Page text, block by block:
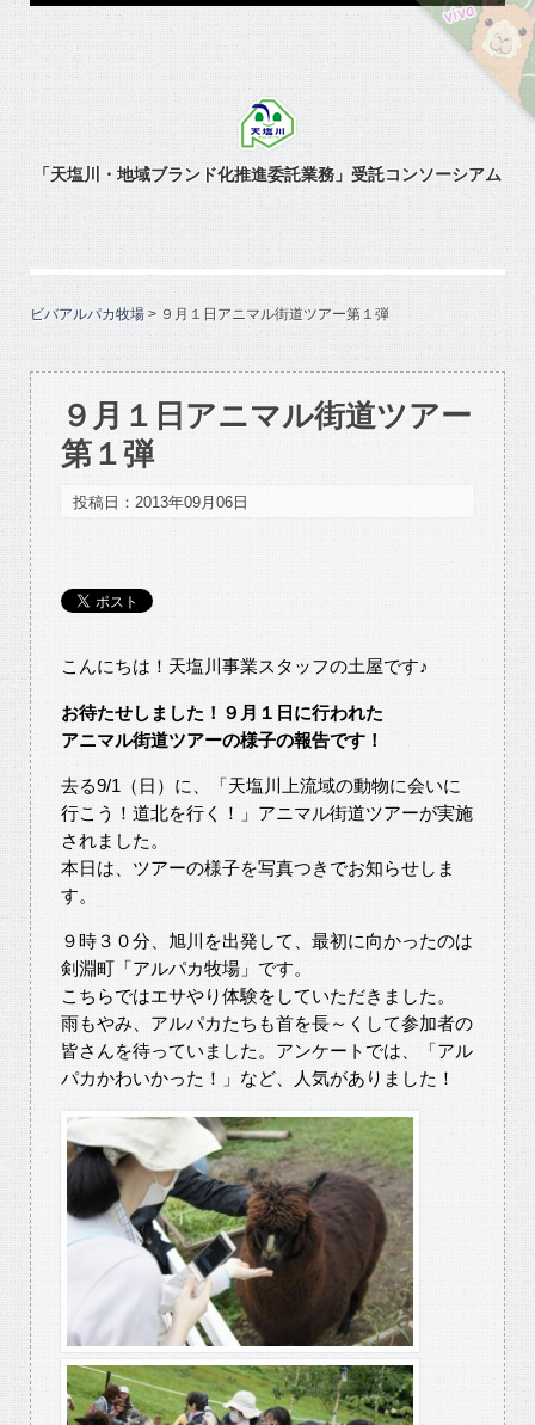
「天塩川・地域ブランド化推進委託業務」受託コンソーシアム
ビバアルパカ牧場 > ９月１日アニマル街道ツアー第１弾
９月１日アニマル街道ツアー
第１弾
投稿日：2013年09月06日
こんにちは！天塩川事業スタッフの土屋です♪
お待たせしました！９月１日に行われた
アニマル街道ツアーの様子の報告です！
去る9/1（日）に、「天塩川上流域の動物に会いに
行こう！道北を行く！」アニマル街道ツアーが実施
されました。
本日は、ツアーの様子を写真つきでお知らせしま
す。
９時３０分、旭川を出発して、最初に向かったのは
剣淵町「アルパカ牧場」です。
こちらではエサやり体験をしていただきました。
雨もやみ、アルパカたちも首を長～くして参加者の
皆さんを待っていました。アンケートでは、「アル
パカかわいかった！」など、人気がありました！